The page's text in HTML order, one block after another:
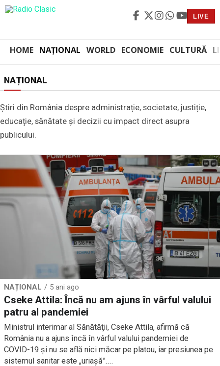
LIVE
HOME NAȚIONAL WORLD ECONOMIE CULTURĂ
NAȚIONAL
Știri din România despre administrație, societate, justiție,
educație, sănătate și decizii cu impact direct asupra
publicului.
NAȚIONAL 5 ani ago
Cseke Attila: Încă nu am ajuns în vârful valului
patru al pandemiei
Ministrul interimar al Sănătăţii, Cseke Attila, afirmă că
România nu a ajuns încă în vârful valului pandemiei de
COVID-19 şi nu se află nici măcar pe platou, iar presiunea pe
sistemul sanitar este „uriaşă”....